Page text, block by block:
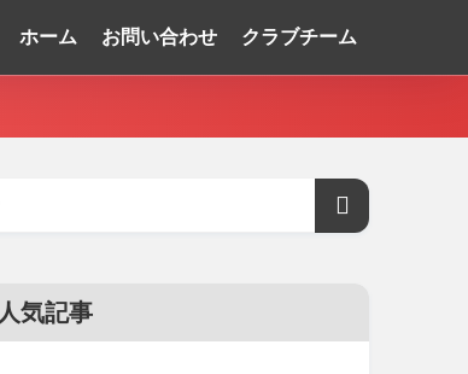
ホーム お問い合わせ クラブチーム
人気記事